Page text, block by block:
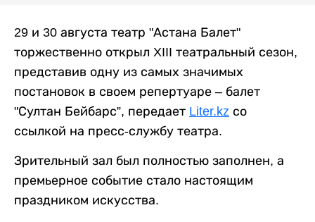
29 и 30 августа театр "Астана Балет"
торжественно открыл XIII театральный сезон,
представив одну из самых значимых
постановок в своем репертуаре – балет
"Султан Бейбарс”, передает Liter.kz со
ссылкой на пресс-службу театра.
Зрительный зал был полностью заполнен, а
премьерное событие стало настоящим
праздником искусства.